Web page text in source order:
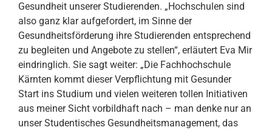
Gesundheit unserer Studierenden. „Hochschulen sind
also ganz klar aufgefordert, im Sinne der
Gesundheitsförderung ihre Studierenden entsprechend
zu begleiten und Angebote zu stellen“, erläutert Eva Mir
eindringlich. Sie sagt weiter: „Die Fachhochschule
Kärnten kommt dieser Verpflichtung mit Gesunder
Start ins Studium und vielen weiteren tollen Initiativen
aus meiner Sicht vorbildhaft nach – man denke nur an
unser Studentisches Gesundheitsmanagement, das